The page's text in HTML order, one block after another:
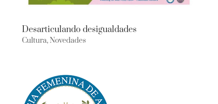
Desarticulando desigualdades
Cultura,Novedades